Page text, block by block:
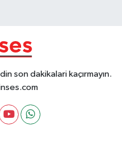
son dakikalari kaçırmayın.